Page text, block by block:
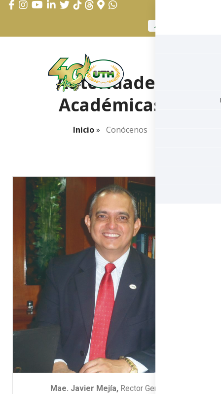
APLICAR AHORA
Autoridades
Académicas
Inicio»Conócenos
Mae. Javier Mejía,Rector General